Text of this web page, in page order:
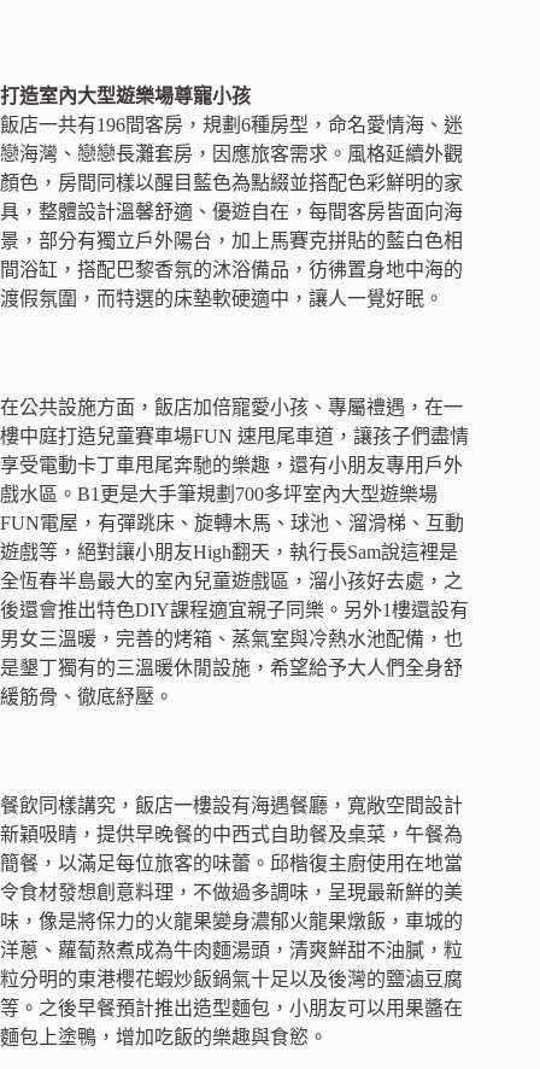
打造室內大型遊樂場尊寵小孩
飯店一共有196間客房，規劃6種房型，命名愛情海、迷
戀海灣、戀戀長灘套房，因應旅客需求。風格延續外觀
顏色，房間同樣以醒目藍色為點綴並搭配色彩鮮明的家
具，整體設計溫馨舒適、優遊自在，每間客房皆面向海
景，部分有獨立戶外陽台，加上馬賽克拼貼的藍白色相
間浴缸，搭配巴黎香氛的沐浴備品，彷彿置身地中海的
渡假氛圍，而特選的床墊軟硬適中，讓人一覺好眠。
在公共設施方面，飯店加倍寵愛小孩、專屬禮遇，在一
樓中庭打造兒童賽車場FUN 速甩尾車道，讓孩子們盡情
享受電動卡丁車甩尾奔馳的樂趣，還有小朋友專用戶外
戲水區。B1更是大手筆規劃700多坪室內大型遊樂場
FUN電屋，有彈跳床、旋轉木馬、球池、溜滑梯、互動
遊戲等，絕對讓小朋友High翻天，執行長Sam說這裡是
全恆春半島最大的室內兒童遊戲區，溜小孩好去處，之
後還會推出特色DIY課程適宜親子同樂。另外1樓還設有
男女三溫暖，完善的烤箱、蒸氣室與冷熱水池配備，也
是墾丁獨有的三溫暖休閒設施，希望給予大人們全身舒
緩筋骨、徹底紓壓。
餐飲同樣講究，飯店一樓設有海遇餐廳，寬敞空間設計
新穎吸睛，提供早晚餐的中西式自助餐及桌菜，午餐為
簡餐，以滿足每位旅客的味蕾。邱楷復主廚使用在地當
令食材發想創意料理，不做過多調味，呈現最新鮮的美
味，像是將保力的火龍果變身濃郁火龍果燉飯，車城的
洋蔥、蘿蔔熬煮成為牛肉麵湯頭，清爽鮮甜不油膩，粒
粒分明的東港櫻花蝦炒飯鍋氣十足以及後灣的鹽滷豆腐
等。之後早餐預計推出造型麵包，小朋友可以用果醬在
麵包上塗鴨，增加吃飯的樂趣與食慾。